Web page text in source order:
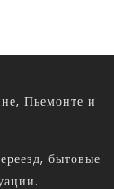
Пьемонте и
бытовые